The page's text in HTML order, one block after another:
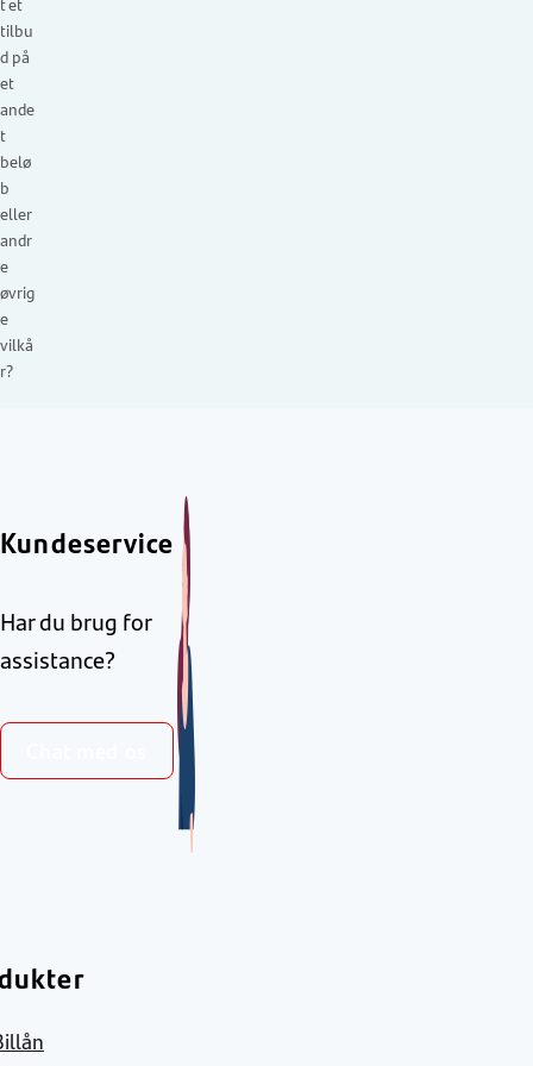
t et
tilbu
d på
et
ande
t
belø
b
eller
andr
e
øvrig
e
vilkå
r?
Kundeservice
Har du brug for
assistance?